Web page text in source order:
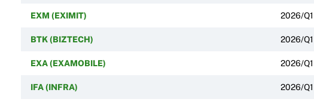
EXM (EXIMIT) 2026/Q1
BTK (BIZTECH) 2026/Q1
EXA (EXAMOBILE) 2026/Q1
IFA (INFRA) 2026/Q1